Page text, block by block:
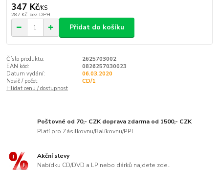
347 Kč/KS
287 Kč bez DPH
Přidat do košíku
Číslo produktu:
2625703002
EAN kód:
0826257030023
Datum vydání:
06.03.2020
Nosič / počet:
CD/1
Hlídat cenu / dostupnost
Poštovné od 70,- CZK doprava zdarma od 1500,- CZK
Platí pro Zásilkovnu/Balíkovnu/PPL.
Akční slevy
Nabídku CD/DVD a LP nebo dárků najdete zde..